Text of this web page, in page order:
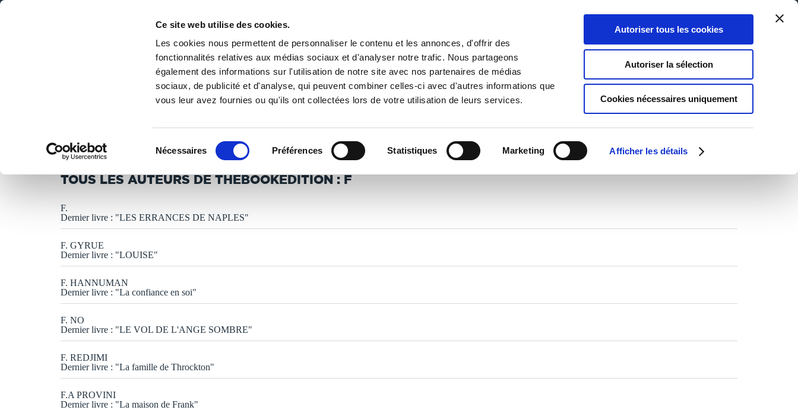
Ce site web utilise des cookies.
Les cookies nous permettent de personnaliser le contenu et les annonces, d'offrir des
fonctionnalités relatives aux médias sociaux et d'analyser notre trafic. Nous partageons
également des informations sur l'utilisation de notre site avec nos partenaires de médias
sociaux, de publicité et d'analyse, qui peuvent combiner celles-ci avec d'autres informations que
vous leur avez fournies ou qu'ils ont collectées lors de votre utilisation de leurs services.
Nécessaires Préférences Statistiques Marketing Afficher les détails
Autoriser tous les cookies
Autoriser la sélection
Cookies nécessaires uniquement
DE LA PAGE BLANCHE... AU BEST SELLER
0
Panier
0
Ma liste
Connexion
PUBLIER UN LIVRE LIBRAIRIE
Auteurs de A à Z
TOUS LES AUTEURS DE THEBOOKEDITION : F
F.
Dernier livre : "LES ERRANCES DE NAPLES"
F. GYRUE
Dernier livre : "LOUISE"
F. HANNUMAN
Dernier livre : "La confiance en soi"
F. NO
Dernier livre : "LE VOL DE L'ANGE SOMBRE"
F. REDJIMI
Dernier livre : "La famille de Throckton"
F.A PROVINI
Dernier livre : "La maison de Frank"